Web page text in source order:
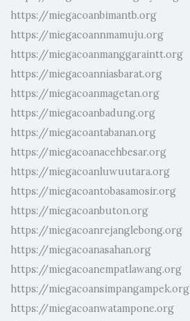
https://miegacoanbimantb.org
https://miegacoannmamuju.org
https://miegacoanmanggaraintt.org
https://miegacoanniasbarat.org
https://miegacoanmagetan.org
https://miegacoanbadung.org
https://miegacoantabanan.org
https://miegacoanacehbesar.org
https://miegacoanluwuutara.org
https://miegacoantobasamosir.org
https://miegacoanbuton.org
https://miegacoanrejanglebong.org
https://miegacoanasahan.org
https://miegacoanempatlawang.org
https://miegacoansimpangampek.org
https://miegacoanwatampone.org